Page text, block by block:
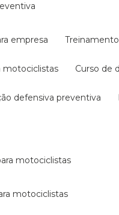
empresa
motociclistas curso de
defensiva preventiva
motociclistas
motociclistas